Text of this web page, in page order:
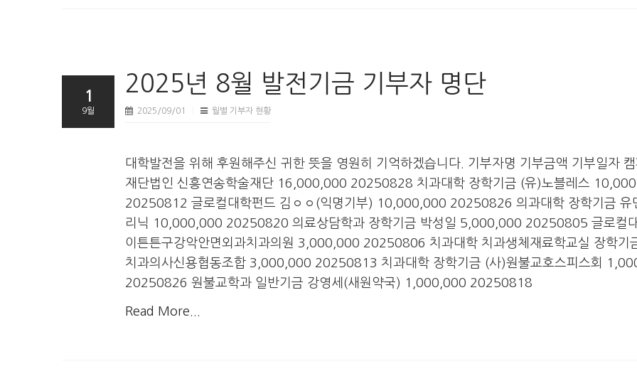
2025년 8월 발전기금 기부자 명단
2025/09/01 월별 기부자 현황
대학발전을 위해 후원해주신 귀한 뜻을 영원히 기억하겠습니다. 기부자명 기부금액 기부일자 캠
재단법인 신흥연송학술재단 16,000,000 20250828 치과대학 장학기금 (유)노블레스
20250812 글로컬대학펀드 김ㅇㅇ(익명기부) 10,000,000 20250826 의과대학 장학기금 유
리닉 10,000,000 20250820 의료상담학과 장학기금 박성일 5,000,000 20250805 글로컬
이튼튼구강악안면외과치과의원 3,000,000 20250806 치과대학 치과생체재료학교실 장학기
치과의사신용협동조합 3,000,000 20250813 치과대학 장학기금 (사)원불교호스피스회
20250826 원불교학과 일반기금 강영세(새원약국) 1,000,000 20250818
Read More...
1
9월